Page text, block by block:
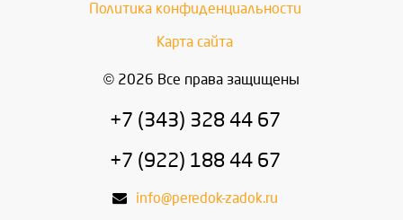
Политика конфиденциальности
Карта сайта
© 2026 Все права защищены
+7 (343) 328 44 67
+7 (922) 188 44 67
info@peredok-zadok.ru